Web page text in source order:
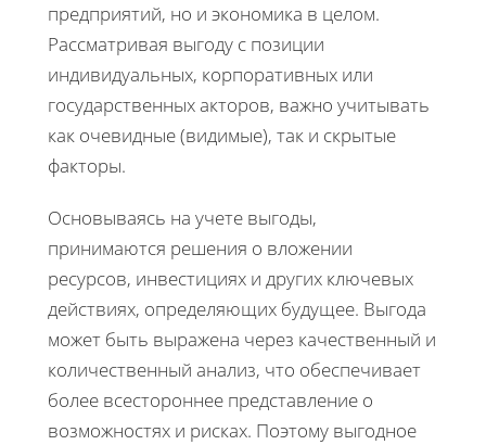
предприятий, но и экономика в целом.
Рассматривая выгоду с позиции
индивидуальных, корпоративных или
государственных акторов, важно учитывать
как очевидные (видимые), так и скрытые
факторы.
Основываясь на учете выгоды,
принимаются решения о вложении
ресурсов, инвестициях и других ключевых
действиях, определяющих будущее. Выгода
может быть выражена через качественный и
количественный анализ, что обеспечивает
более всестороннее представление о
возможностях и рисках. Поэтому выгодное